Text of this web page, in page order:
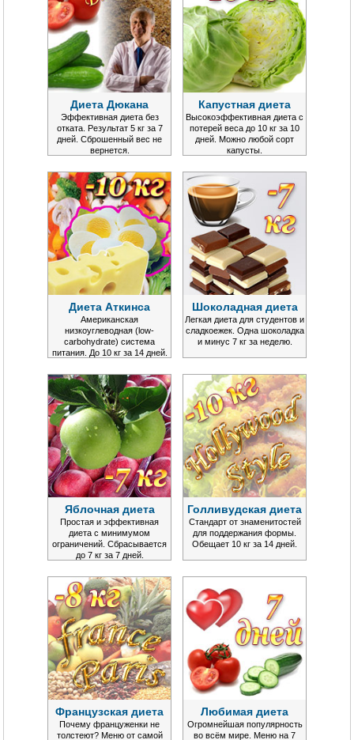
Диета Дюкана
Эффективная диета без
отката. Результат 5 кг за 7
дней. Сброшенный вес не
вернется.
Капустная диета
Высокоэффективная диета с
потерей веса до 10 кг за 10
дней. Можно любой сорт
капусты.
Диета Аткинса
Американская
низкоуглеводная (low-
carbohydrate) система
питания. До 10 кг за 14 дней.
Шоколадная диета
Легкая диета для студентов и
сладкоежек. Одна шоколадка
и минус 7 кг за неделю.
Яблочная диета
Простая и эффективная
диета с минимумом
ограничений. Сбрасывается
до 7 кг за 7 дней.
Голливудская диета
Стандарт от знаменитостей
для поддержания формы.
Обещает 10 кг за 14 дней.
Французская диета
Почему француженки не
толстеют? Меню от самой
Любимая диета
Огромнейшая популярность
во всём мире. Меню на 7